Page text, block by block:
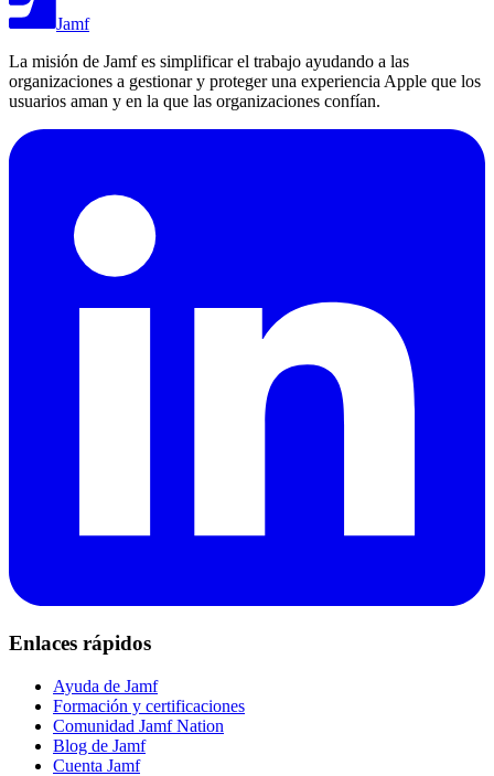
Jamf
La misión de Jamf es simplificar el trabajo ayudando a las
organizaciones a gestionar y proteger una experiencia Apple que los
usuarios aman y en la que las organizaciones confían.
Enlaces rápidos
Ayuda de Jamf
Formación y certificaciones
Comunidad Jamf Nation
Blog de Jamf
Cuenta Jamf